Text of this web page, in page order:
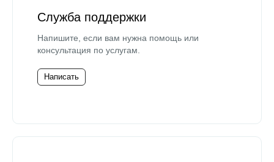
Служба поддержки
Напишите, если вам нужна помощь или
консультация по услугам.
Написать